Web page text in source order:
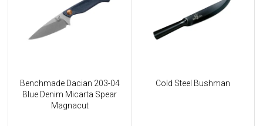
Benchmade Dacian 203-04
Blue Denim Micarta Spear
Magnacut
Cold Steel Bushman